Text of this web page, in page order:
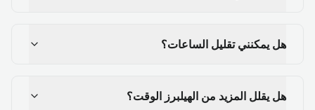
هل يمكنني تقليل الساعات؟
هل يقلل المزيد من الهيلبرز الوقت؟